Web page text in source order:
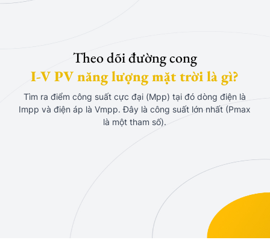
Theo dõi đường cong
I-V PV năng lượng mặt trời là gì?
Tìm ra điểm công suất cực đại (Mpp) tại đó dòng điện là
Impp và điện áp là Vmpp. Đây là công suất lớn nhất (Pmax
là một tham số).